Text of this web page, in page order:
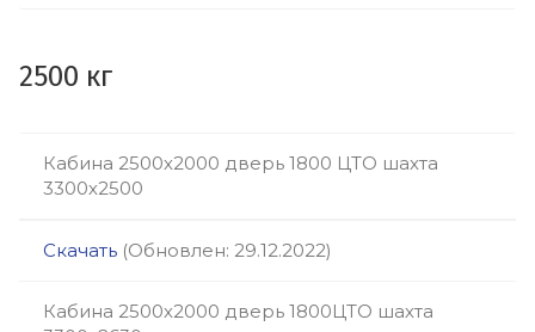
2500 кг
Кабина 2500х2000 дверь 1800 ЦТО шахта
3300х2500
Скачать (Обновлен: 29.12.2022)
Кабина 2500х2000 дверь 1800ЦТО шахта